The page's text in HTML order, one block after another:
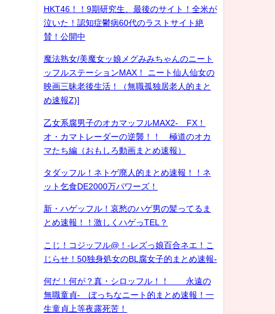
HKT46！！9期研究生、最後のサイト！全米が
泣いた！認知症鬱病60代のラストサイト絶
賛！公開中
魔法熟女/美魔女ッ娘メグみみちゃんのニート
ッフルステーションMAX！ ニート仙人仙女の
映画三昧老後生活！（無職孤独居老人的まと
め速報Z)]
乙女系腐男子のオカマッフルMAX2- FX！
オ・カマトレーダーの逆襲！！ 極道のオカ
マたち編（おもしろ動画まとめ速報）
タダッフル！ネトゲ廃人的まとめ速報！！ネ
ット乞食DE2000万パワーズ！
新・ハゲッフル！哀愁のハゲ男の髪ってるま
とめ速報！！激しくハゲっTEL？
こじ！コジッフル@！-レズっ娘百合ネエ！こ
じらせ！50独身処女のBL腐女子的まとめ速報-
何だ！何が？真・シロッフル！！ 永遠の
無職童貞- ぼっちなニート的まとめ速報！一
生童貞上等夜露死苦！